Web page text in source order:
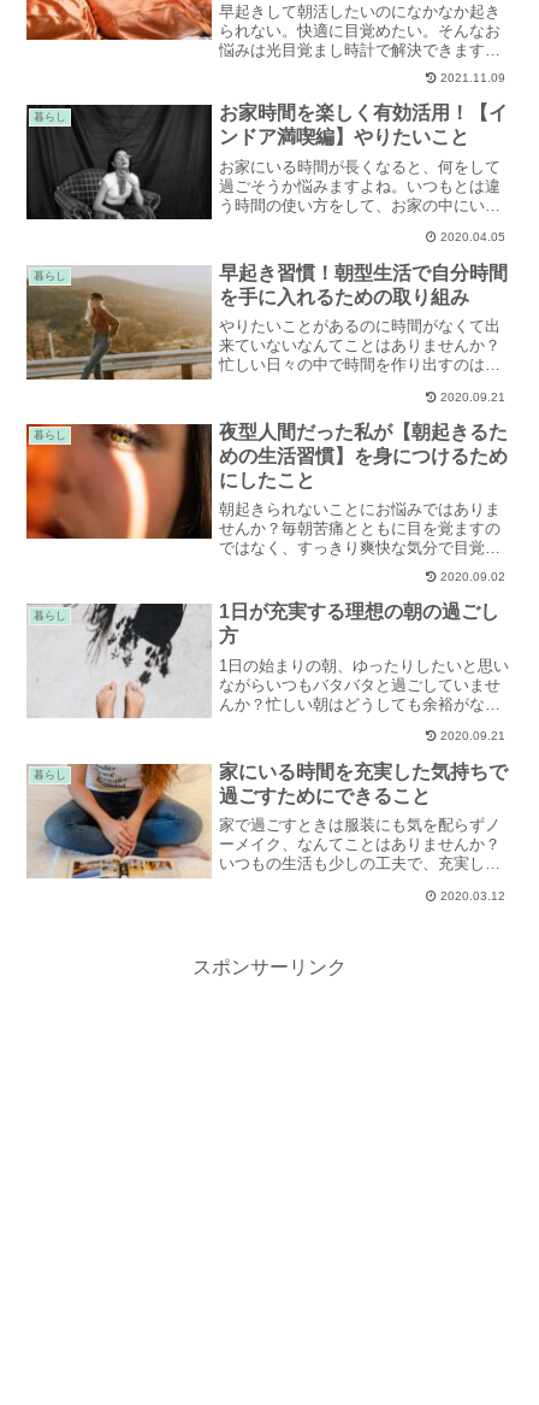
早起きして朝活したいのになかなか起き
られない。快適に目覚めたい。そんなお
悩みは光目覚まし時計で解決できます。
心地良い朝に欠かせない光目覚まし時計
で快適に早起きできるようになる方法を
ご紹介します。
2021.11.09
暮らし
お家時間を楽しく有効活用！【イ
ンドア満喫編】やりたいこと
お家にいる時間が長くなると、何をして
過ごそうか悩みますよね。いつもとは違
う時間の使い方をして、お家の中にいる
忙しさから忘れがちな、ワクワクする気
持ちを取り戻す、お家時間を充実させる
ためにやりたいこと、インドア満喫編を
ご紹介します。
2020.04.05
暮らし
早起き習慣！朝型生活で自分時間
を手に入れるための取り組み
やりたいことがあるのに時間がなくて出
来ていないなんてことはありませんか？
忙しい日々の中で時間を作り出すのは難
作るには、誰にも邪魔されずに集中でき
る朝がおすすめです。早起きするため
に、朝と夜にするべき取り組みをご紹介
します。
2020.09.21
暮らし
夜型人間だった私が【朝起きるた
めの生活習慣】を身につけるため
にしたこと
朝起きられないことにお悩みではありま
せんか？毎朝苦痛とともに目を覚ますの
ではなく、すっきり爽快な気分で目覚め
たいですよね。早起きは気合いだけで出
来るものではありません。早寝早起きす
るための生活習慣、朝起きるための方法
をご紹介します。
2020.09.02
暮らし
1日が充実する理想の朝の過ごし
方
1日の始まりの朝、ゆったりしたいと思い
ながらいつもバタバタと過ごしていませ
んか？忙しい朝はどうしても余裕がなく
ると1日満たされた気持ちで過ごすことが
できるようになりますよ。憧れのゆった
りした時間を楽しむ、理想の朝の過ごし
方をご紹介します。
2020.09.21
暮らし
家にいる時間を充実した気持ちで
過ごすためにできること
家で過ごすときは服装にも気を配らずノ
ーメイク、なんてことはありませんか？
いつもの生活も少しの工夫で、充実した
ます。自分の気分を高めるために、今日
2020.03.12
スポンサーリンク